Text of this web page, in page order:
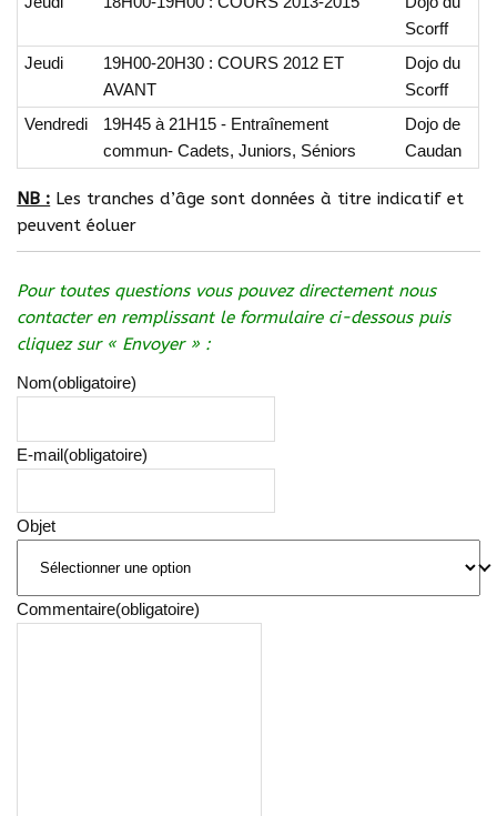
Scorff
Jeudi
19H00-20H30 : COURS 2012 ET
AVANT
Dojo du
Scorff
Vendredi
19H45 à 21H15 - Entraînement
commun- Cadets, Juniors, Séniors
Dojo de
Caudan
NB : Les tranches d’âge sont données à titre indicatif et
peuvent éoluer
Pour toutes questions vous pouvez directement nous
contacter en remplissant le formulaire ci-dessous puis
cliquez sur « Envoyer » :
Nom(obligatoire)
E-mail(obligatoire)
Objet
Commentaire(obligatoire)